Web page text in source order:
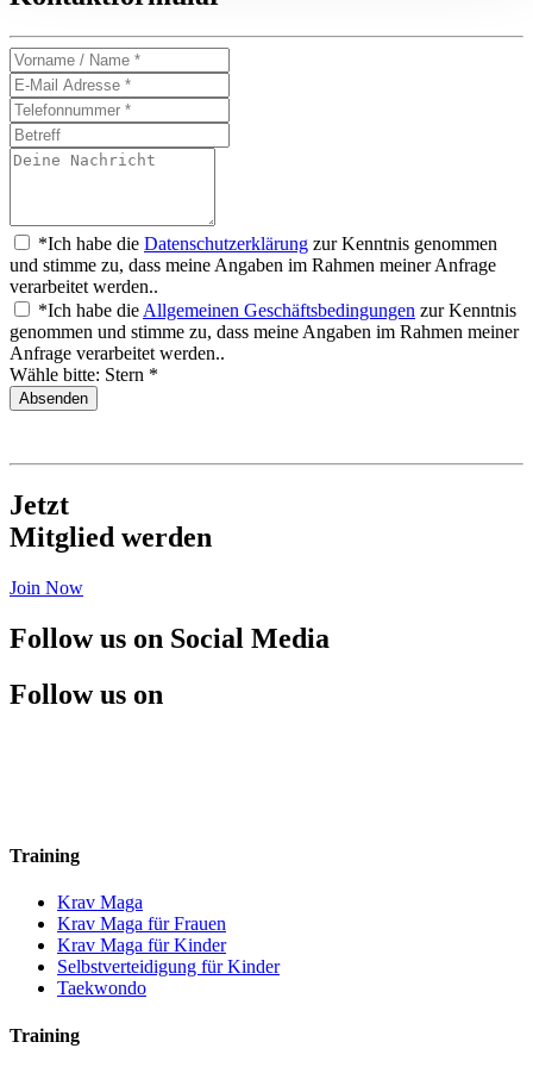
*Ich habe die Datenschutzerklärung zur Kenntnis genommen
und stimme zu, dass meine Angaben im Rahmen meiner Anfrage
verarbeitet werden..
*Ich habe die Allgemeinen Geschäftsbedingungen zur Kenntnis
genommen und stimme zu, dass meine Angaben im Rahmen meiner
Anfrage verarbeitet werden..
Wähle bitte: Stern *
Jetzt
Mitglied werden
Join Now
Follow us on Social Media
Follow us on
Training
Krav Maga
Krav Maga für Frauen
Krav Maga für Kinder
Selbstverteidigung für Kinder
Taekwondo
Training